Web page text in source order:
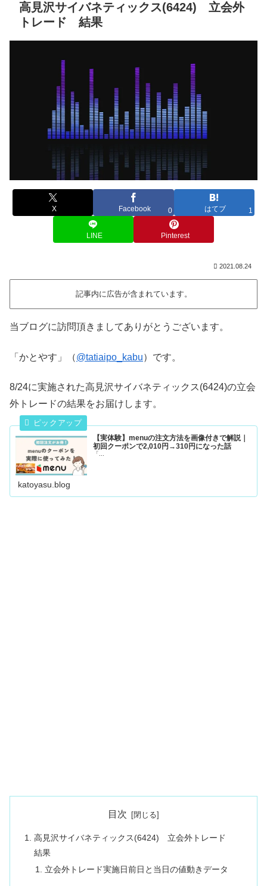
高見沢サイバネティックス(6424) 立会外
トレード 結果
X Facebook 0 はてブ 1
LINE Pinterest
2021.08.24
記事内に広告が含まれています。
当ブログに訪問頂きましてありがとうございます。
「かとやす」（@tatiaipo_kabu）です。
8/24に実施された高見沢サイバネティックス(6424)の立会
外トレードの結果をお届けします。
【実体験】menuの注文方法を画像付きで解説｜
初回クーポンで2,010円→310円になった話
「...
katoyasu.blog
目次
高見沢サイバネティックス(6424) 立会外トレード
結果
立会外トレード実施日前日と当日の値動きデータ